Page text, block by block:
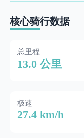
核心骑行数据
总里程
13.0 公里
极速
27.4 km/h